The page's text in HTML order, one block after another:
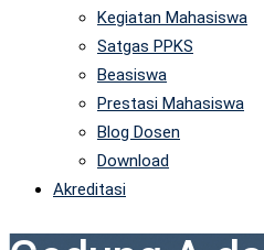
Kegiatan Mahasiswa
Satgas PPKS
Beasiswa
Prestasi Mahasiswa
Blog Dosen
Download
Akreditasi